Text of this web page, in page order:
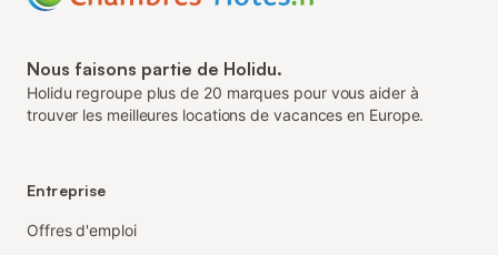
Nous faisons partie de Holidu.
Holidu regroupe plus de 20 marques pour vous aider à
trouver les meilleures locations de vacances en Europe.
Entreprise
Offres d'emploi